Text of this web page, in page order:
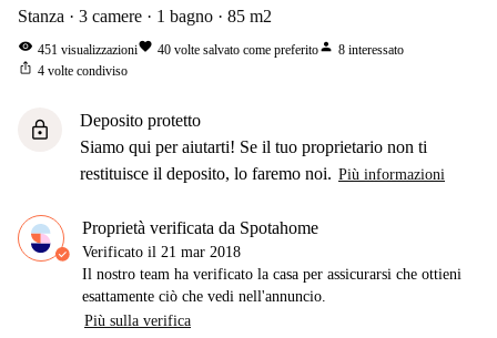
Stanza 3 camere 1 bagno 85 m2
visibility 451 visualizzazionifavorite 40 volte salvato come preferitoperson 8 interessato
ios_share 4 volte condiviso
lock
Deposito protetto
Siamo qui per aiutarti! Se il tuo proprietario non ti
restituisce il deposito, lo faremo noi. Più informazioni
Proprietà verificata da Spotahome
Verificato il 21 mar 2018
Il nostro team ha verificato la casa per assicurarsi che ottieni
esattamente ciò che vedi nell'annuncio.
Più sulla verifica